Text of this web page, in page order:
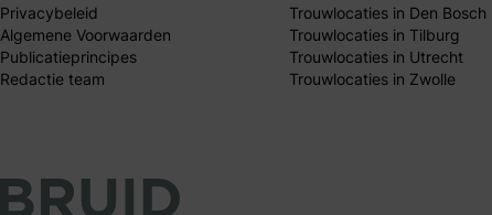
Privacybeleid
Algemene Voorwaarden
Publicatieprincipes
Redactie team
Trouwlocaties in Den Bosch
Trouwlocaties in Tilburg
Trouwlocaties in Utrecht
Trouwlocaties in Zwolle